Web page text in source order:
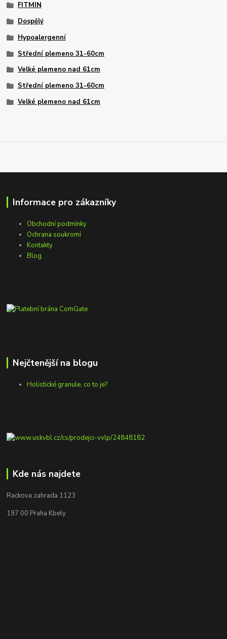
FITMIN
Dospělý
Hypoalergenní
Střední plemeno 31-60cm
Velké plemeno nad 61cm
Střední plemeno 31-60cm
Velké plemeno nad 61cm
Informace pro zákazníky
Obchodní podmínky
Ochrana soukromí
Kontakty
Blog
Nejčtenější na blogu
Holistické granule, co to je?
Kde nás najdete
Rackova zahrada 1123
197 00 Praha Kbely